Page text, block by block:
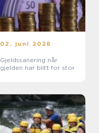
02. juni 2026
Gjeldssanering når
gjelden har blitt for stor